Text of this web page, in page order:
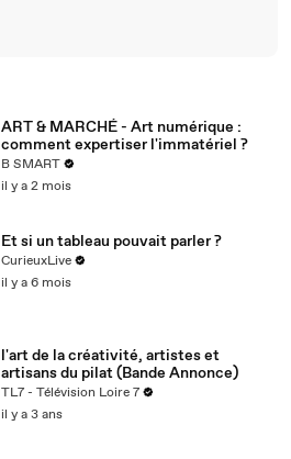
ART & MARCHÉ - Art numérique :
comment expertiser l'immatériel ?
B SMART
il y a 2 mois
Et si un tableau pouvait parler ?
CurieuxLive
il y a 6 mois
l'art de la créativité, artistes et
artisans du pilat (Bande Annonce)
TL7 - Télévision Loire 7
il y a 3 ans